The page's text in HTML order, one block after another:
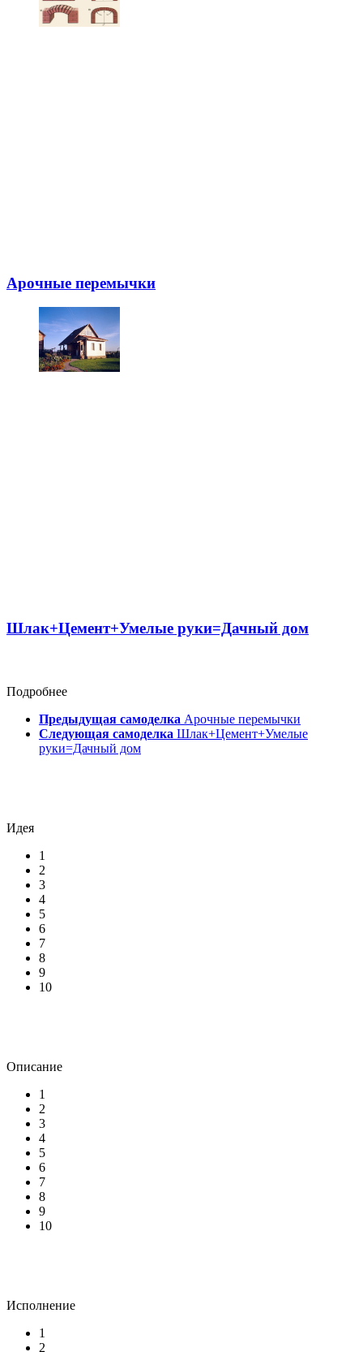
Арочные перемычки
Шлак+Цемент+Умелые руки=Дачный дом
Подробнее
Предыдущая самоделка Арочные перемычки
Следующая самоделка Шлак+Цемент+Умелые
руки=Дачный дом
Идея
1
2
3
4
5
6
7
8
9
10
Описание
1
2
3
4
5
6
7
8
9
10
Исполнение
1
2